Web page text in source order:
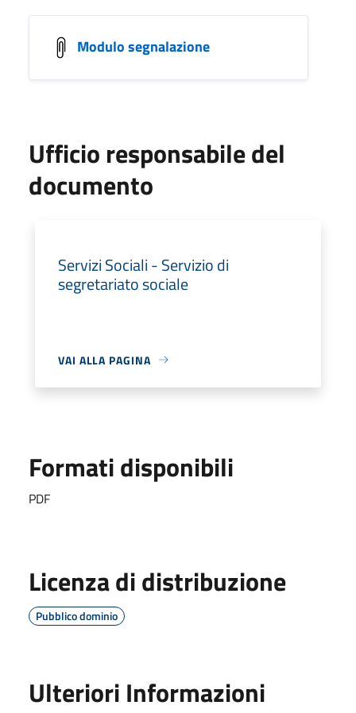
Modulo segnalazione
Ufficio responsabile del
documento
Servizi Sociali - Servizio di
segretariato sociale
VAI ALLA PAGINA
Formati disponibili
PDF
Licenza di distribuzione
Pubblico dominio
Ulteriori Informazioni